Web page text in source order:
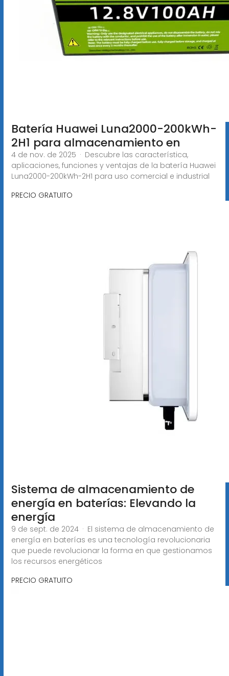
Batería Huawei Luna2000-200kWh-
2H1 para almacenamiento en
4 de nov. de 2025 · Descubre las característica,
aplicaciones, funciones y ventajas de la batería Huawei
Luna2000-200kWh-2H1 para uso comercial e industrial
PRECIO GRATUITO
Sistema de almacenamiento de
energía en baterías: Elevando la
energía
9 de sept. de 2024 · El sistema de almacenamiento de
energía en baterías es una tecnología revolucionaria
que puede revolucionar la forma en que gestionamos
los recursos energéticos
PRECIO GRATUITO